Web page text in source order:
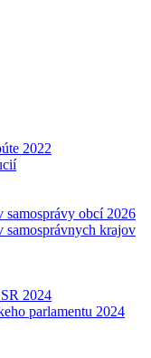
2022
obcí 2026
krajov
2024
parlamentu 2024